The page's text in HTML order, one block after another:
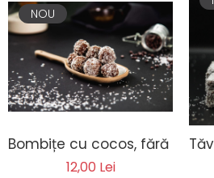
NOU
Bombițe cu cocos, fără
12,00 Lei